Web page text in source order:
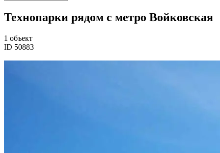
Технопарки рядом с метро Войковская
1 объект
ID 50883